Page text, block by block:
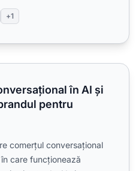
+1
în AI și cum îmi
în AI și
pentru
comerțul conversațional
care funcționează